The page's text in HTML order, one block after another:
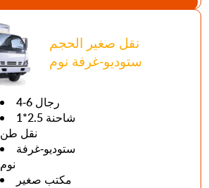
نقل صغير الحجم
ستوديو-غرفة نوم
4-6 رجال
1*2.5 شاحنة
نقل طن
ستوديو-غرفة
نوم
مكتب صغير